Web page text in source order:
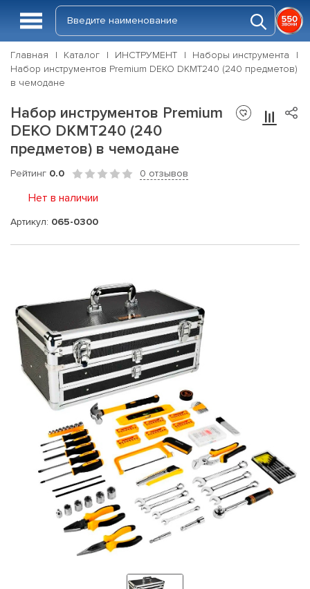
Главная Каталог ИНСТРУМЕНТ
Наборы инструмента
Набор инструментов Premium DEKO DKMT240 (240 предметов)
в чемодане
Набор инструментов Premium
DEKO DKMT240 (240
предметов) в чемодане
Рейтинг 0.0 0 отзывов
Нет в наличии
Артикул: 065-0300